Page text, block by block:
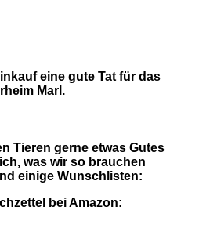
eine gute Tat für das
Marl.
Tieren gerne etwas Gutes
was wir so brauchen
einige Wunschlisten:
bei Amazon: